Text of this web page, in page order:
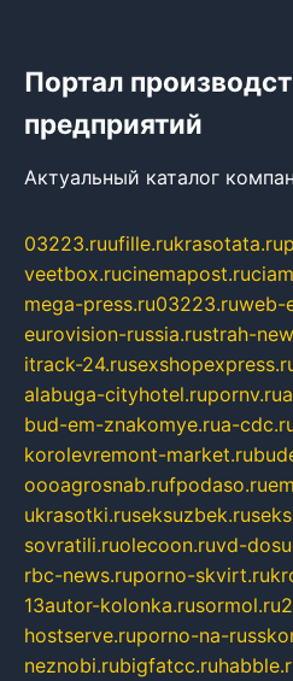
Портал
предприятий
Актуальный каталог
03223.ruufille.rukrasotata.ru
veetbox.rucinemapost.ru
mega-press.ru03223.ruweb-
eurovision-russia.rustrah-
itrack-24.ru
alabuga-cityhotel.rupornv.ru
bud-em-znakomye.rua-
korolevremont-market.ru
oooagrosnab.rufpodaso.ru
ukrasotki.ruseksuzbek.ru
sovratili.ruolecoon.ruvd-
rbc-news.ruporno-skvirt.ru
13autor-kolonka.rusormol.ru
hostserve.ruporno-na-
neznobi.rubigfatcc.ru